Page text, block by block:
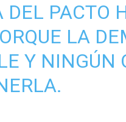
DEL PACTO
LA
Y NINGÚN